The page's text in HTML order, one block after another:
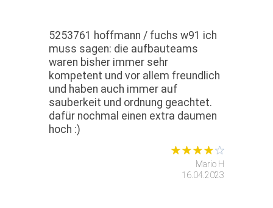
5253761 hoffmann / fuchs w91 ich
muss sagen: die aufbauteams
waren bisher immer sehr
kompetent und vor allem freundlich
und haben auch immer auf
sauberkeit und ordnung geachtet.
dafür nochmal einen extra daumen
hoch :)
Mario H
16.04.2023